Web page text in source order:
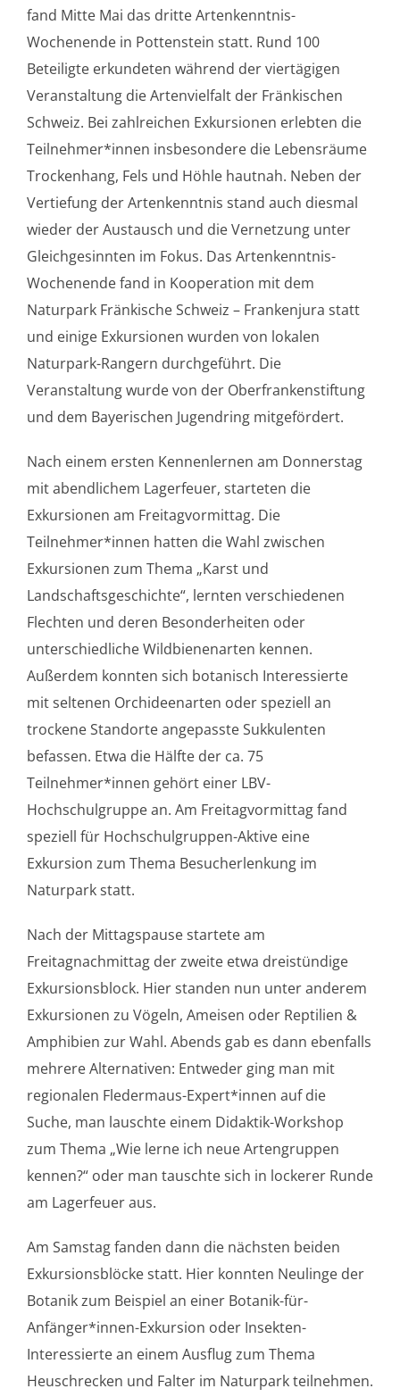
fand Mitte Mai das dritte Artenkenntnis-
Wochenende in Pottenstein statt. Rund 100
Beteiligte erkundeten während der viertägigen
Veranstaltung die Artenvielfalt der Fränkischen
Schweiz. Bei zahlreichen Exkursionen erlebten die
Teilnehmer*innen insbesondere die Lebensräume
Trockenhang, Fels und Höhle hautnah. Neben der
Vertiefung der Artenkenntnis stand auch diesmal
wieder der Austausch und die Vernetzung unter
Gleichgesinnten im Fokus. Das Artenkenntnis-
Wochenende fand in Kooperation mit dem
Naturpark Fränkische Schweiz – Frankenjura statt
und einige Exkursionen wurden von lokalen
Naturpark-Rangern durchgeführt. Die
Veranstaltung wurde von der Oberfrankenstiftung
und dem Bayerischen Jugendring mitgefördert.
Nach einem ersten Kennenlernen am Donnerstag
mit abendlichem Lagerfeuer, starteten die
Exkursionen am Freitagvormittag. Die
Teilnehmer*innen hatten die Wahl zwischen
Exkursionen zum Thema „Karst und
Landschaftsgeschichte“, lernten verschiedenen
Flechten und deren Besonderheiten oder
unterschiedliche Wildbienenarten kennen.
Außerdem konnten sich botanisch Interessierte
mit seltenen Orchideenarten oder speziell an
trockene Standorte angepasste Sukkulenten
befassen. Etwa die Hälfte der ca. 75
Teilnehmer*innen gehört einer LBV-
Hochschulgruppe an. Am Freitagvormittag fand
speziell für Hochschulgruppen-Aktive eine
Exkursion zum Thema Besucherlenkung im
Naturpark statt.
Nach der Mittagspause startete am
Freitagnachmittag der zweite etwa dreistündige
Exkursionsblock. Hier standen nun unter anderem
Exkursionen zu Vögeln, Ameisen oder Reptilien &
Amphibien zur Wahl. Abends gab es dann ebenfalls
mehrere Alternativen: Entweder ging man mit
regionalen Fledermaus-Expert*innen auf die
Suche, man lauschte einem Didaktik-Workshop
zum Thema „Wie lerne ich neue Artengruppen
kennen?“ oder man tauschte sich in lockerer Runde
am Lagerfeuer aus.
Am Samstag fanden dann die nächsten beiden
Exkursionsblöcke statt. Hier konnten Neulinge der
Botanik zum Beispiel an einer Botanik-für-
Anfänger*innen-Exkursion oder Insekten-
Interessierte an einem Ausflug zum Thema
Heuschrecken und Falter im Naturpark teilnehmen.